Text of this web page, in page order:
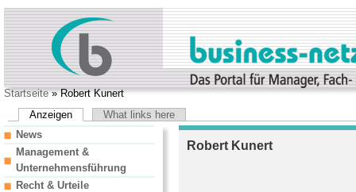
Startseite» Robert Kunert
Anzeigen
What links here
Robert Kunert
News
Management &
Unternehmensführung
Recht & Urteile